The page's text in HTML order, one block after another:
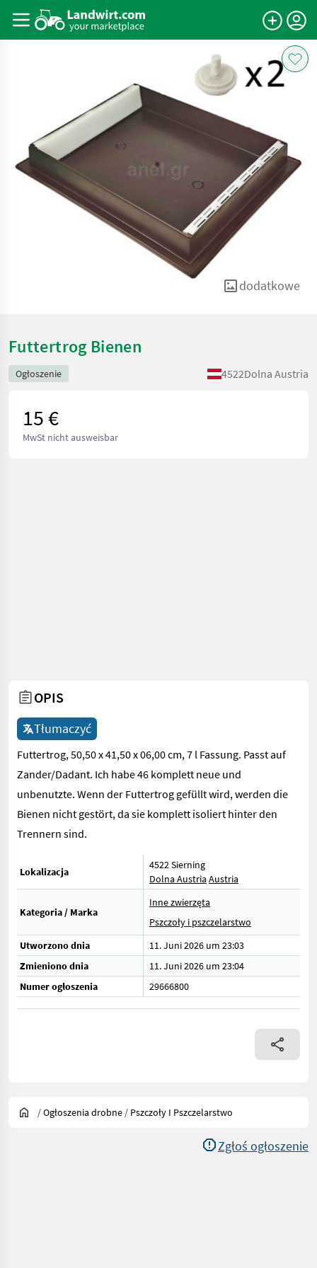
dodatkowe
Futtertrog Bienen
Ogłoszenie 4522Dolna Austria
15 €
MwSt nicht ausweisbar
OPIS
Tłumaczyć
Futtertrog, 50,50 x 41,50 x 06,00 cm, 7 l Fassung. Passt auf
Zander/Dadant. Ich habe 46 komplett neue und
unbenutzte. Wenn der Futtertrog gefüllt wird, werden die
Bienen nicht gestört, da sie komplett isoliert hinter den
Trennern sind.
Lokalizacja
4522 Sierning
Dolna Austria Austria
Kategoria / Marka
Inne zwierzęta
Pszczoły i pszczelarstwo
Utworzono dnia
11. Juni 2026 um 23:03
Zmieniono dnia
11. Juni 2026 um 23:04
Numer ogłoszenia
29666800
/Ogłoszenia drobne / Pszczoły I Pszczelarstwo
Zgłoś ogłoszenie